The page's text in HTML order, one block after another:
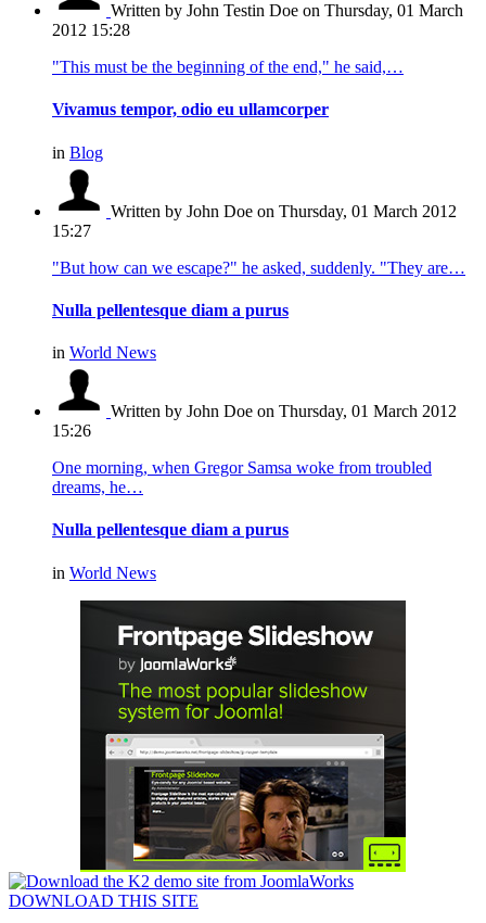
Written by John Testin Doe on Thursday, 01 March
2012 15:28
"This must be the beginning of the end," he said,…
Vivamus tempor, odio eu ullamcorper
in Blog
Written by John Doe on Thursday, 01 March 2012
15:27
"But how can we escape?" he asked, suddenly. "They are…
Nulla pellentesque diam a purus
in World News
Written by John Doe on Thursday, 01 March 2012
15:26
One morning, when Gregor Samsa woke from troubled
dreams, he…
Nulla pellentesque diam a purus
in World News
DOWNLOAD THIS SITE